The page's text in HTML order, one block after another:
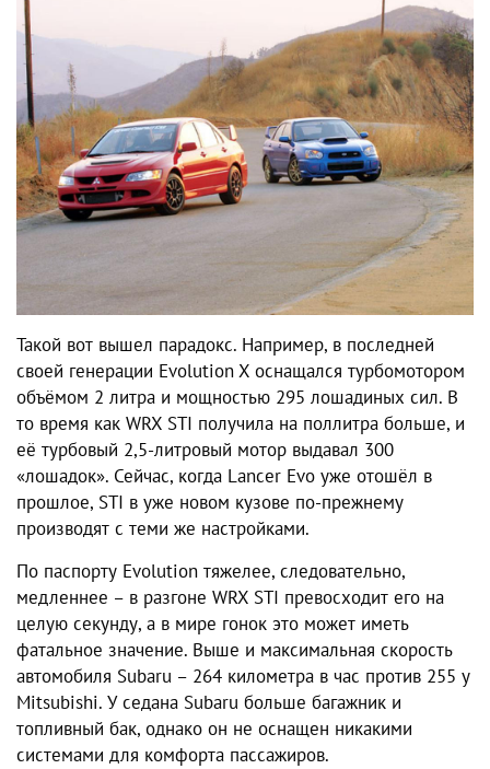
Такой вот вышел парадокс. Например, в последней
своей генерации Evolution X оснащался турбомотором
объёмом 2 литра и мощностью 295 лошадиных сил. В
то время как WRX STI получила на поллитра больше, и
её турбовый 2,5-литровый мотор выдавал 300
«лошадок». Сейчас, когда Lancer Evo уже отошёл в
прошлое, STI в уже новом кузове по-прежнему
производят с теми же настройками.
По паспорту Evolution тяжелее, следовательно,
медленнее – в разгоне WRX STI превосходит его на
целую секунду, а в мире гонок это может иметь
фатальное значение. Выше и максимальная скорость
автомобиля Subaru – 264 километра в час против 255 у
Mitsubishi. У седана Subaru больше багажник и
топливный бак, однако он не оснащен никакими
системами для комфорта пассажиров.